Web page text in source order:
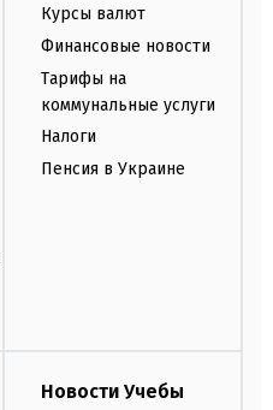
Курсы валют
Финансовые новости
Тарифы на
коммунальные услуги
Налоги
Пенсия в Украине
Новости Учебы